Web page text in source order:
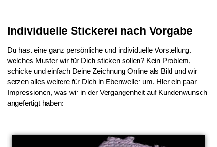
Individuelle Stickerei nach Vorgabe
Du hast eine ganz persönliche und individuelle Vorstellung,
welches Muster wir für Dich sticken sollen? Kein Problem,
schicke und einfach Deine Zeichnung Online als Bild und wir
setzen alles weitere für Dich in Ebenweiler um. Hier ein paar
Impressionen, was wir in der Vergangenheit auf Kundenwunsch
angefertigt haben: